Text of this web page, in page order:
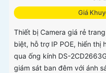
Giá
Thiết bị Camera giá rẻ
biệt, hỗ trợ IP POE, hiển thị
qua ống kính DS-
giám sát ban đêm với ánh